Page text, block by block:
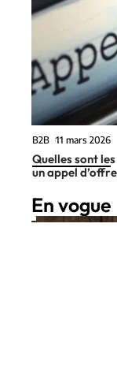
B2B 11 mars 2026
Quelles sont
un appel
En vogue